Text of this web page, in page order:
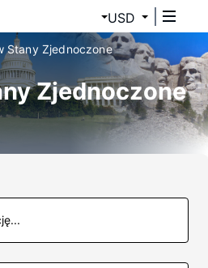
USD
Stany Zjednoczone
Zjednoczone